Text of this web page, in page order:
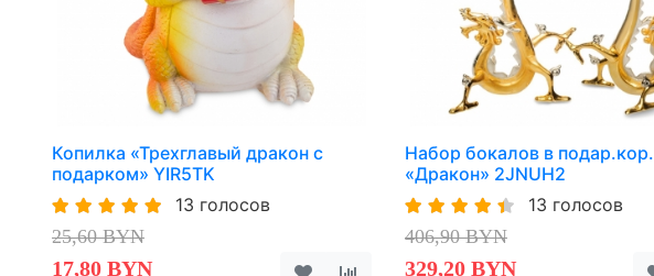
Копилка «Трехглавый дракон с
подарком» YIR5TK
13 голосов
25,60 BYN
17,80 BYN
Набор бокалов в подар.кор.
«Дракон» 2JNUH2
13 голосов
406,90 BYN
329,20 BYN